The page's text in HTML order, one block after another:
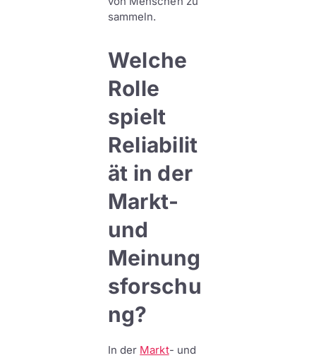
sammeln.
Welche
Rolle
spielt
Reliabilit
ät in der
Markt-
und
Meinung
sforschu
ng?
In der Markt- und